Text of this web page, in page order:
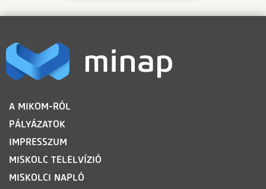
LÁBLÉC
A MIKOM-RÓL
PÁLYÁZATOK
IMPRESSZUM
MISKOLC TELELVÍZIÓ
MISKOLCI NAPLÓ